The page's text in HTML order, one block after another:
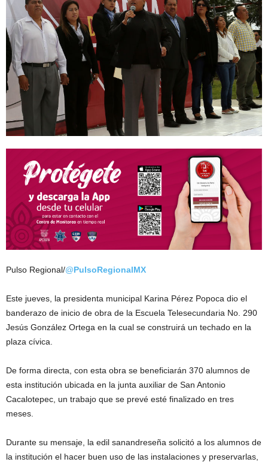
Pulso Regional/@PulsoRegionalMX
Este jueves, la presidenta municipal Karina Pérez Popoca dio el
banderazo de inicio de obra de la Escuela Telesecundaria No. 290
Jesús González Ortega en la cual se construirá un techado en la
plaza cívica.
De forma directa, con esta obra se beneficiarán 370 alumnos de
esta institución ubicada en la junta auxiliar de San Antonio
Cacalotepec, un trabajo que se prevé esté finalizado en tres
meses.
Durante su mensaje, la edil sanandreseña solicitó a los alumnos de
la institución el hacer buen uso de las instalaciones y preservarlas,